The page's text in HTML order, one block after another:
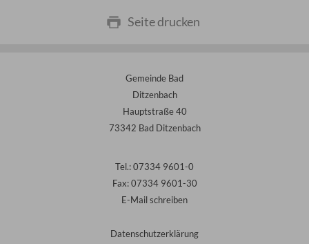
Seite drucken
Gemeinde Bad
Ditzenbach
Hauptstraße 40
73342 Bad Ditzenbach
Tel.: 07334 9601-0
Fax: 07334 9601-30
E-Mail schreiben
Datenschutzerklärung